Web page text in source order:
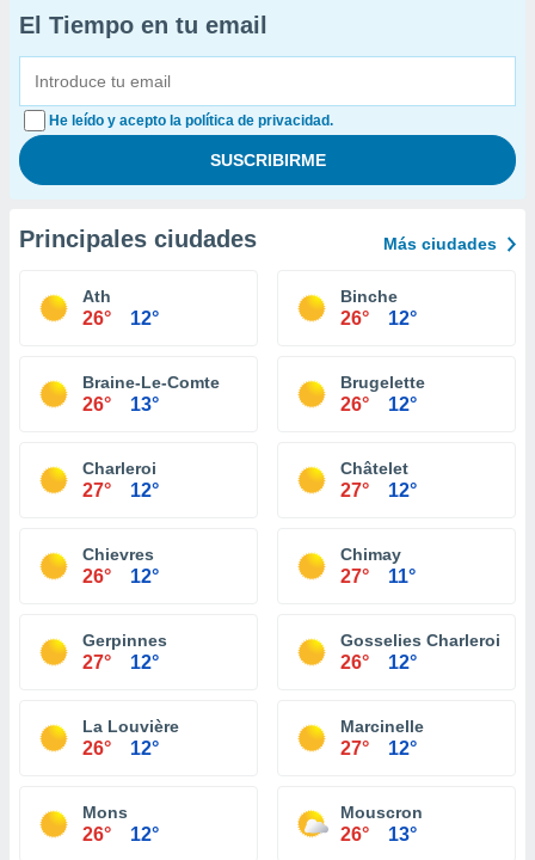
El Tiempo en tu email
He leído y acepto la política de privacidad.
Principales ciudades Más ciudades
Ath
26° 12°
Binche
26° 12°
Braine-Le-Comte
26° 13°
Brugelette
26° 12°
Charleroi
27° 12°
Châtelet
27° 12°
Chievres
26° 12°
Chimay
27° 11°
Gerpinnes
27° 12°
Gosselies Charleroi
26° 12°
La Louvière
26° 12°
Marcinelle
27° 12°
Mons
26° 12°
Mouscron
26° 13°